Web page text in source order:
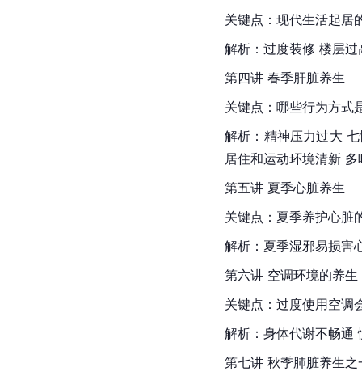
关键点：现代生活起居
解析：过度装修 楼层
第四讲 春季肝脏养生
关键点：哪些行为方式
解析：精神压力过大
居住和运动环境清新
第五讲 夏季心脏养生
关键点：夏季养护心脏
解析：夏季湿邪易损害
第六讲 空调环境的养生
关键点：过度使用空调
解析：身体代谢不畅通
第七讲 秋季肺脏养生之